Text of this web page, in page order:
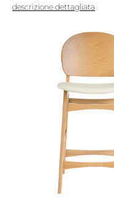
descrizione dettagliata